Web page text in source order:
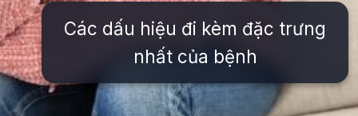
Các dấu hiệu đi kèm đặc trưng
nhất của bệnh